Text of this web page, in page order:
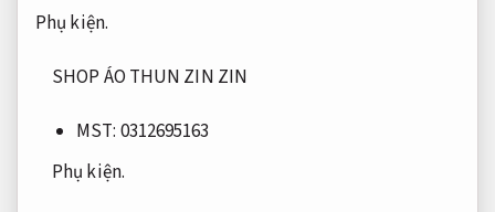
Phụ kiện.
SHOP ÁO THUN ZIN ZIN
MST: 0312695163
Phụ kiện.